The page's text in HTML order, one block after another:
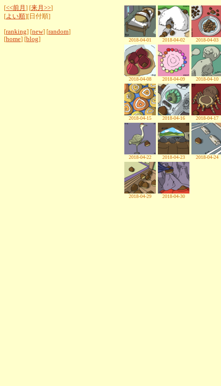
[<<前月 ] [来月>>]
[よい順][日付順]
[ranking] [new] [random]
[home] [blog] 2018-04-01 2018-04-02 2018-04-03
2018-04-08 2018-04-09 2018-04-10
2018-04-15 2018-04-16 2018-04-17
2018-04-22 2018-04-23 2018-04-24
2018-04-29 2018-04-30